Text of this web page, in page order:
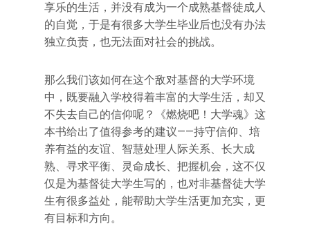
享乐的生活，并没有成为一个成熟基督徒成人
的自觉，于是有很多大学生毕业后也没有办法
独立负责，也无法面对社会的挑战。
那么我们该如何在这个敌对基督的大学环境
中，既要融入学校得着丰富的大学生活，却又
不失去自己的信仰呢？《燃烧吧！大学魂》这
本书给出了值得参考的建议——持守信仰、培
养有益的友谊、智慧处理人际关系、长大成
熟、寻求平衡、灵命成长、把握机会，这不仅
仅是为基督徒大学生写的，也对非基督徒大学
生有很多益处，能帮助大学生活更加充实，更
有目标和方向。